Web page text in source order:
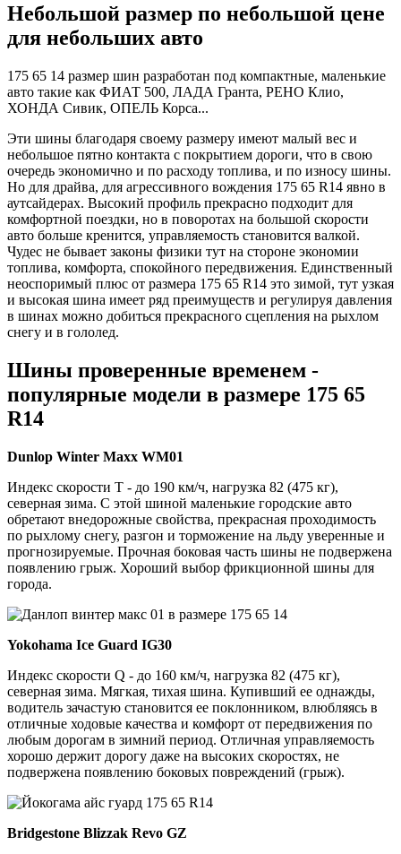
Небольшой размер по небольшой цене
для небольших авто
175 65 14 размер шин разработан под компактные, маленькие
авто такие как ФИАТ 500, ЛАДА Гранта, РЕНО Клио,
ХОНДА Сивик, ОПЕЛЬ Корса...
Эти шины благодаря своему размеру имеют малый вес и
небольшое пятно контакта с покрытием дороги, что в свою
очередь экономично и по расходу топлива, и по износу шины.
Но для драйва, для агрессивного вождения 175 65 R14 явно в
аутсайдерах. Высокий профиль прекрасно подходит для
комфортной поездки, но в поворотах на большой скорости
авто больше кренится, управляемость становится валкой.
Чудес не бывает законы физики тут на стороне экономии
топлива, комфорта, спокойного передвижения. Единственный
неоспоримый плюс от размера 175 65 R14 это зимой, тут узкая
и высокая шина имеет ряд преимуществ и регулируя давления
в шинах можно добиться прекрасного сцепления на рыхлом
снегу и в гололед.
Шины проверенные временем -
популярные модели в размере 175 65
R14
Dunlop Winter Maxx WM01
Индекс скорости T - до 190 км/ч, нагрузка 82 (475 кг),
северная зима. С этой шиной маленькие городские авто
обретают внедорожные свойства, прекрасная проходимость
по рыхлому снегу, разгон и торможение на льду уверенные и
прогнозируемые. Прочная боковая часть шины не подвержена
появлению грыж. Хороший выбор фрикционной шины для
города.
Yokohama Ice Guard IG30
Индекс скорости Q - до 160 км/ч, нагрузка 82 (475 кг),
северная зима. Мягкая, тихая шина. Купивший ее однажды,
водитель зачастую становится ее поклонником, влюбляясь в
отличные ходовые качества и комфорт от передвижения по
любым дорогам в зимний период. Отличная управляемость
хорошо держит дорогу даже на высоких скоростях, не
подвержена появлению боковых повреждений (грыж).
Bridgestone Blizzak Revo GZ